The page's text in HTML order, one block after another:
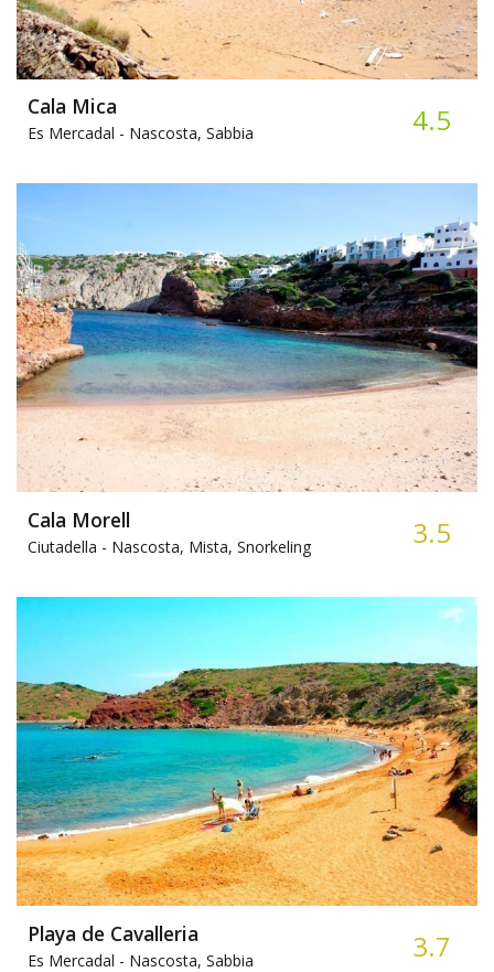
Cala Mica
Es Mercadal - Nascosta, Sabbia 4.5
Cala Morell
Ciutadella - Nascosta, Mista, Snorkeling 3.5
Playa de Cavalleria
Es Mercadal - Nascosta, Sabbia 3.7